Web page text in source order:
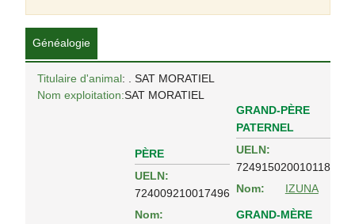
Généalogie
Titulaire d'animal: . SAT MORATIEL
Nom exploitation:SAT MORATIEL
PÈRE
UELN:
724009210017496
Nom:
GRAND-PÈRE
PATERNEL
UELN:
724915020010118
Nom:
IZUNA
GRAND-MÈRE